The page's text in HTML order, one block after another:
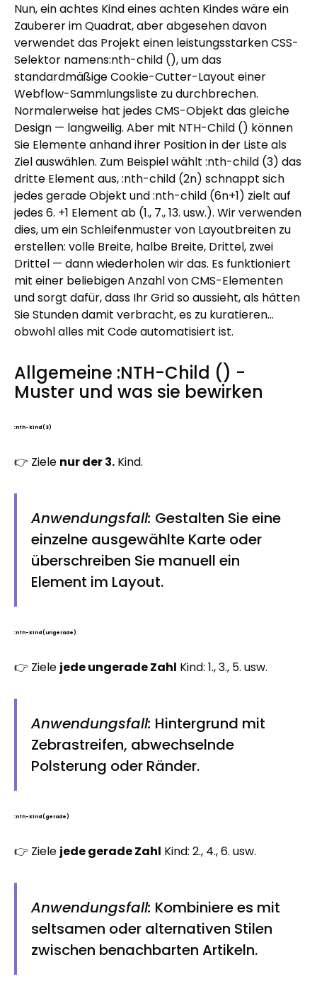
Nun, ein achtes Kind eines achten Kindes wäre ein
Zauberer im Quadrat, aber abgesehen davon
verwendet das Projekt einen leistungsstarken CSS-
Selektor namens:nth-child (), um das
standardmäßige Cookie-Cutter-Layout einer
Webflow-Sammlungsliste zu durchbrechen.
Normalerweise hat jedes CMS-Objekt das gleiche
Design — langweilig. Aber mit NTH-Child () können
Sie Elemente anhand ihrer Position in der Liste als
Ziel auswählen. Zum Beispiel wählt :nth-child (3) das
dritte Element aus, :nth-child (2n) schnappt sich
jedes gerade Objekt und :nth-child (6n+1) zielt auf
jedes 6. +1 Element ab (1., 7., 13. usw.). Wir verwenden
dies, um ein Schleifenmuster von Layoutbreiten zu
erstellen: volle Breite, halbe Breite, Drittel, zwei
Drittel — dann wiederholen wir das. Es funktioniert
mit einer beliebigen Anzahl von CMS-Elementen
und sorgt dafür, dass Ihr Grid so aussieht, als hätten
Sie Stunden damit verbracht, es zu kuratieren...
obwohl alles mit Code automatisiert ist.
Allgemeine :NTH-Child () -
Muster und was sie bewirken
:nth-kind (3)
👉 Ziele nur der 3. Kind.
Anwendungsfall: Gestalten Sie eine
einzelne ausgewählte Karte oder
überschreiben Sie manuell ein
Element im Layout.
:nth-kind (ungerade)
👉 Ziele jede ungerade Zahl Kind: 1., 3., 5. usw.
Anwendungsfall: Hintergrund mit
Zebrastreifen, abwechselnde
Polsterung oder Ränder.
:nth-kind (gerade)
👉 Ziele jede gerade Zahl Kind: 2., 4., 6. usw.
Anwendungsfall: Kombiniere es mit
seltsamen oder alternativen Stilen
zwischen benachbarten Artikeln.